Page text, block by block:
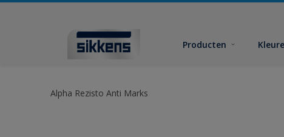
Producten
Alpha Rezisto Anti Marks